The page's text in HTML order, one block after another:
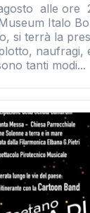
alle ore
Italo
si terrà la
naufragi,
tanti modi...